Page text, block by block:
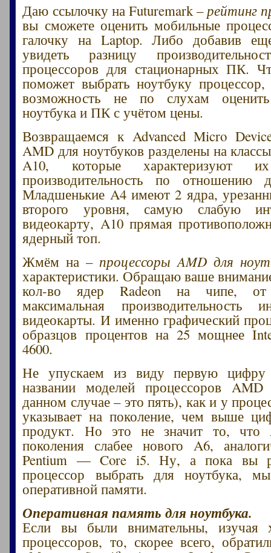
Даю ссылочку на Futuremark – рейтинг
вы сможете оценить мобильные
галочку на Laptop. Либо добавив
увидеть разницу
процессоров для стационарных ПК.
поможет выбрать ноутбуку
возможность не по слухам
ноутбука и ПК с учётом цены.
Возвращаемся к Advanced Micro
AMD для ноутбуков разделены на
A10, которые характеризуют
производительность по отношению
Младшенькие A4 имеют 2 ядра,
второго уровня, самую слабую
видеокарту, A10 прямая
ядерный топ.
Жмём на – процессоры AMD для
характеристики. Обращаю ваше
кол-во ядер Radeon на чипе, от
максимальная производительность
видеокарты. И именно графический
образцов процентов на 25 мощнее
4600.
Не упускаем из виду первую
названии моделей процессоров
данном случае – это пять), как и у
указывает на поколение, чем выше
продукт. Но это не значит то, что
поколения слабее нового A6,
Pentium — Core i5. Ну, а пока вы
процессор выбрать для ноутбука,
оперативной памяти.
Оперативная память для ноутбука.
Если вы были внимательны, изучая
процессоров, то, скорее всего,